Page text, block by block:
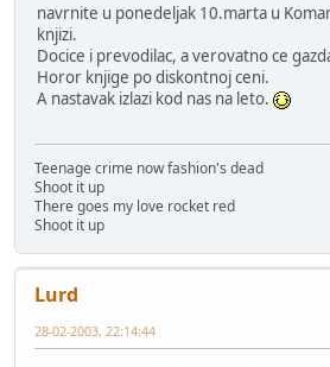
navrnite u ponedeljak 10.marta u
knjizi.
Docice i prevodilac, a verovatno ce
Horor knjige po diskontnoj ceni.
A nastavak izlazi kod nas na leto.
Teenage crime now fashion's dead
Shoot it up
There goes my love rocket red
Shoot it up
Lurd
28-02-2003, 22:14:44